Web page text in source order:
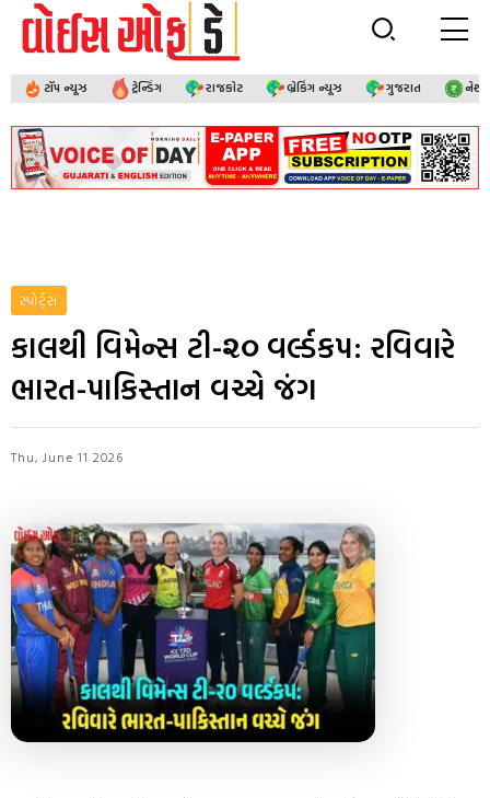
ટૉપ ન્યૂઝ ટ્રેન્ડિંગ રાજકોટ બ્રેકિંગ ન્યૂઝ ગુજરાત
સ્પોર્ટ્સ
કાલથી વિમેન્સ ટી-૨૦ વર્લ્ડકપ: રવિવારે
ભારત-પાકિસ્તાન વચ્ચે જંગ
Thu, June 11 2026